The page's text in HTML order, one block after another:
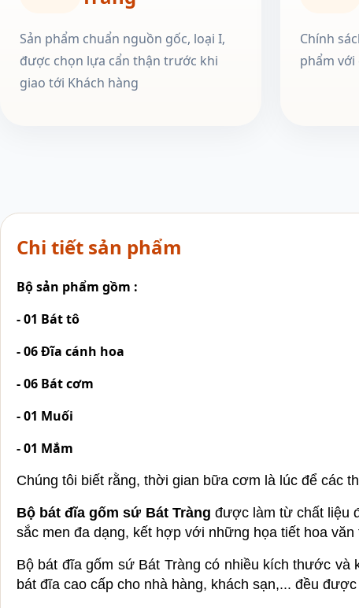
Sản phẩm chuẩn nguồn gốc, loại I,
được chọn lựa cẩn thận trước khi
giao tới Khách hàng
Chính
phẩm với
Chi tiết sản phẩm
Bộ sản phẩm gồm :
- 01 Bát tô
- 06 Đĩa cánh hoa
- 06 Bát cơm
- 01 Muối
- 01 Mắm
Chúng tôi biết rằng, thời gian bữa cơm là lúc để các
Bộ bát đĩa gốm sứ Bát Tràng được làm từ chất liệu
sắc men đa dạng, kết hợp với những họa tiết hoa
Bộ bát đĩa gốm sứ Bát Tràng có nhiều kích thước
bát đĩa cao cấp cho nhà hàng, khách sạn,... đều